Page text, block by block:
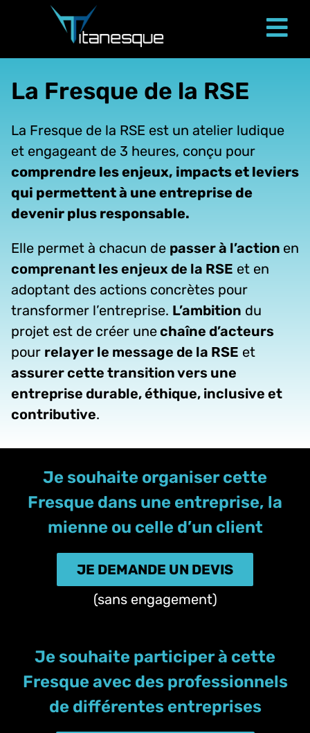
La Fresque de la RSE
La Fresque de la RSE est un atelier ludique
et engageant de 3 heures, conçu pour
comprendre les enjeux, impacts et leviers
qui permettent à une entreprise de
devenir plus responsable.
Elle permet à chacun de passer à l’action en
comprenant les enjeux de la RSE et en
adoptant des actions concrètes pour
transformer l’entreprise. L’ambition du
projet est de créer unechaîne d’acteurs
pour relayer le message de la RSE et
assurer cette transition vers une
entreprise durable, éthique, inclusive et
contributive.
Je souhaite organiser cette
Fresque dans une entreprise, la
mienne ou celle d’un client
JE DEMANDE UN DEVIS
(sans engagement)
Je souhaite participer à cette
Fresque avec des professionnels
de différentes entreprises